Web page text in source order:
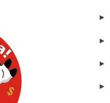
►
►
►
►